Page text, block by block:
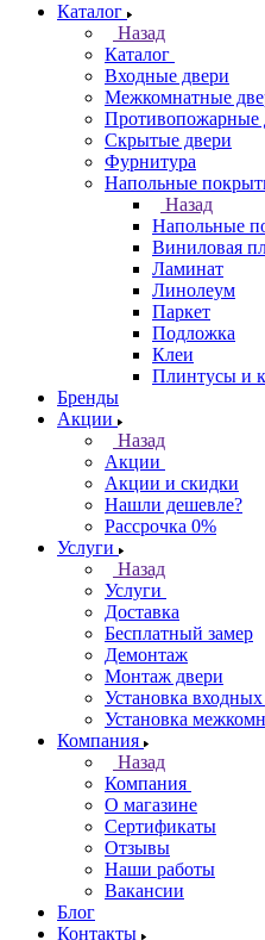
Каталог
Назад
Каталог
Входные двери
Межкомнатные
Противопожарные
Скрытые двери
Фурнитура
Напольные
Назад
Напольные
Виниловая
Ламинат
Линолеум
Паркет
Подложка
Клеи
Плинтусы и
Бренды
Акции
Назад
Акции
Акции и скидки
Нашли дешевле?
Рассрочка 0%
Услуги
Назад
Услуги
Доставка
Бесплатный замер
Демонтаж
Монтаж двери
Установка входных
Установка
Компания
Назад
Компания
О магазине
Сертификаты
Отзывы
Наши работы
Вакансии
Блог
Контакты